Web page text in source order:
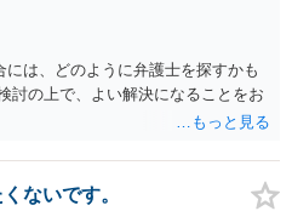
は、どのように弁護士を探すかも
討の上で、よい解決になることをお
ないです。